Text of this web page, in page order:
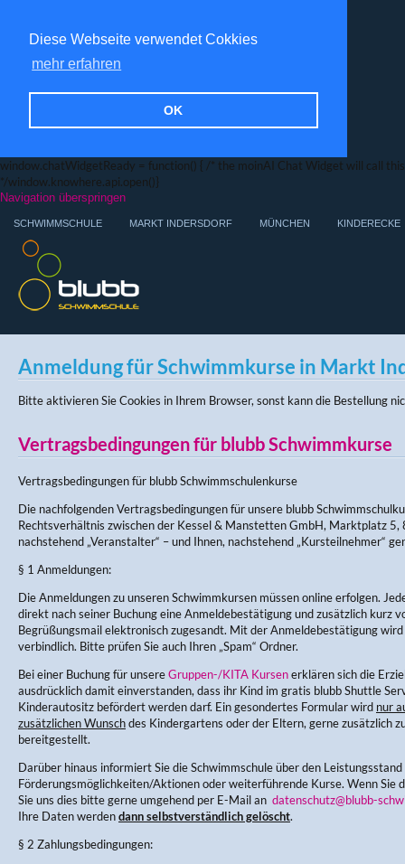
Diese Webseite verwendet Cokkies
mehr erfahren
OK
window.chatWidgetReady = function() { /* the moinAI Chat Widget will call
*/window.knowhere.api.open()}
Navigation überspringen
SCHWIMMSCHULE MARKT INDERSDORF MÜNCHEN KINDERECKE
Anmeldung für Schwimmkurse in Markt
Bitte aktivieren Sie Cookies in Ihrem Browser, sonst kann die Bestellung
Vertragsbedingungen für blubb Schwimmkurse
Vertragsbedingungen für blubb Schwimmschulenkurse
Die nachfolgenden Vertragsbedingungen für unsere blubb
Rechtsverhältnis zwischen der Kessel & Manstetten GmbH, Marktplatz
nachstehend „Veranstalter“ – und Ihnen, nachstehend „Kursteilnehmer“
§ 1 Anmeldungen:
Die Anmeldungen zu unseren Schwimmkursen müssen online erfolgen.
direkt nach seiner Buchung eine Anmeldebestätigung und zusätzlich kurz
Begrüßungsmail elektronisch zugesandt. Mit der Anmeldebestätigung
verbindlich. Bitte prüfen Sie auch Ihren „Spam“ Ordner.
Bei einer Buchung für unsereGruppen-/KITA Kursenerklären sich die
ausdrücklich damit einverstanden, dass ihr Kind im gratis blubb Shuttle
Kinderautositz befördert werden darf. Ein gesondertes Formular wird nur
zusätzlichen Wunschdes Kindergartens oder der Eltern, gerne zusätzlich
bereitgestellt.
Darüber hinaus informiert Sie die Schwimmschule über den
Förderungsmöglichkeiten/Aktionen oder weiterführende Kurse. Wenn Sie
Sie uns dies bitte gerne umgehend per E-Mail an datenschutz@blubb-
Ihre Daten werdendann selbstverständlich gelöscht.
§ 2 Zahlungsbedingungen: